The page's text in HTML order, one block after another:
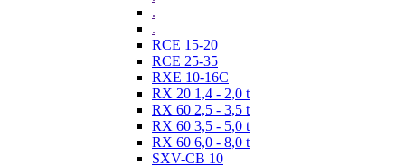
.
.
RCE 15-20
RCE 25-35
RXE 10-16C
RX 20 1,4 - 2,0 t
RX 60 2,5 - 3,5 t
RX 60 3,5 - 5,0 t
RX 60 6,0 - 8,0 t
SXV-CB 10